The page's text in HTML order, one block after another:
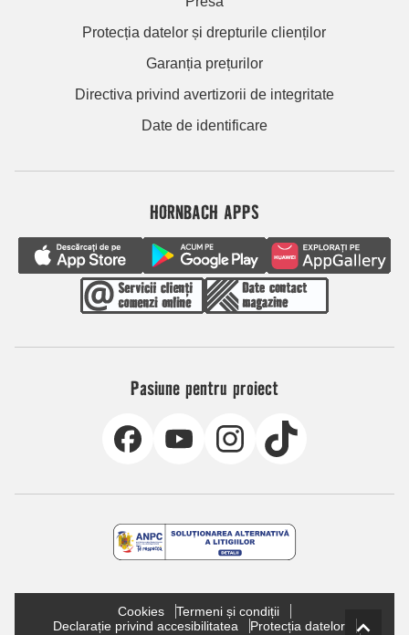
Protecția datelor și drepturile clienților
Garanția prețurilor
Directiva privind avertizorii de integritate
Date de identificare
HORNBACH APPS
Pasiune pentru proiect
Cookies
Termeni și condiții
Declarație privind accesibilitatea
Protecția datelor